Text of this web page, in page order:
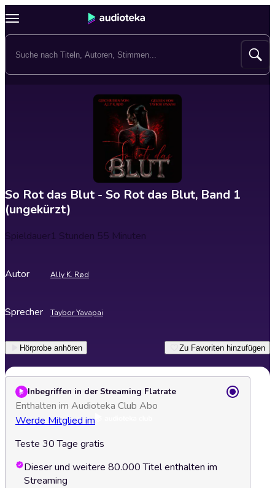
So Rot das Blut - So Rot das Blut, Band 1
(ungekürzt)
Spieldauer1 Stunden 55 Minuten
Autor Ally K. Rød
Sprecher Taybor Yavapai
Hörprobe anhören Zu Favoriten hinzufügen
Inbegriffen in der Streaming Flatrate
Enthalten im Audioteka Club Abo
Werde Mitglied im
Teste 30 Tage gratis
Dieser und weitere 80.000 Titel enthalten im
Streaming